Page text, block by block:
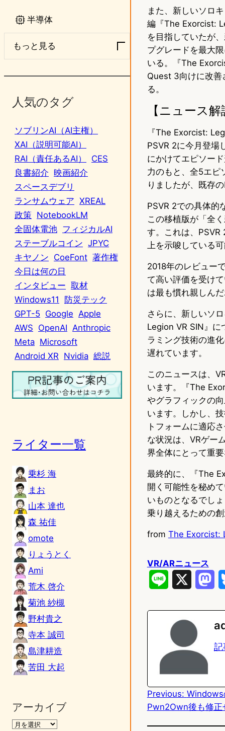
半導体
もっと見る
人気のタグ
ソブリンAI（AI主権）
XAI（説明可能AI）
RAI（責任あるAI）
CES
良書紹介 映画紹介
スペースデブリ
ランサムウェア XREAL
政策 NotebookLM
全固体電池 フィジカルAI
ステーブルコイン JPYC
キヤノン CoeFont 著作権
今日は何の日
インタビュー 取材
Windows11
防災テック
GPT-5 Google Apple
AWS OpenAI Anthropic
Meta Microsoft
Android XR Nvidia 総説
ライター一覧
乗杉 海
まお
山本 達也
森 祐佳
omote
りょうとく
Ami
荒木 啓介
菊池 紗槻
野村貴之
寺本 誠司
島津耕造
苦田 大起
アーカイブ
また、新しいソロ
編『The Exorcist:
を目指していたが
プグレードを最大
いる。『The
Quest 3向けに改善
る。
【ニュース
『The Exorcist:
PSVR 2に今月登場
にかけてエピソー
力のもと、全5エピ
りましたが、既存
PSVR 2での具体的
この移植版が「全
す。これは、
上を示唆している
2018年のレビュー
て高い評価を受け
は最も慣れ親しん
さらに、新しいソ
Legion VR SIN』に
ラミング技術の進
遅れています。
このニュースは、
います。『The
やグラフィックの
います。しかし、
トフォームに適応
な状況は、VRゲー
界全体にとって重
最終的に、『The
開く可能性を秘め
いものとなるでし
乗り越えるための
from The Exorcist:
VR/ARニュース
e
o
n
記
Previous:
Pwn2Own後も修正